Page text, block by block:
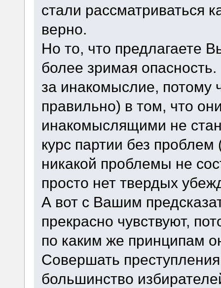
стали рассматриваться
верно.
Но то, что предлагаете
более зримая
за инакомыслие, потому
правильно) в том, что
инакомыслящими не
курс партии без
никакой проблемы не
просто нет твердых
А вот с Вашим
прекрасно чувствуют,
по каким же принципам
Совершать
большинство